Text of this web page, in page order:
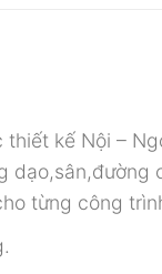
thiết kế Nội –
từng công